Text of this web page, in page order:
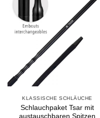
KLASSISCHE SCHLÄUCHE
Schlauchpaket Tsar mit
austauschbaren Spitzen